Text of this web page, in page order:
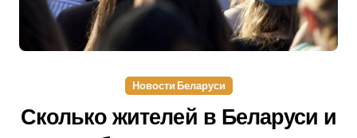
Новости Беларуси
Сколько жителей в Беларуси и